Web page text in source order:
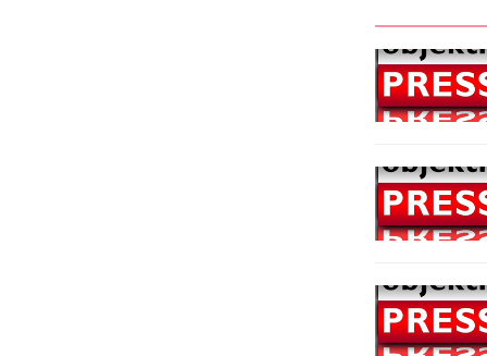
Fransa, Macaristan, Gürcistan,
Almanya, Yunanistan, İsrail, İrlanda,
İtalya, Kazakistan, Norveç, Polonya,